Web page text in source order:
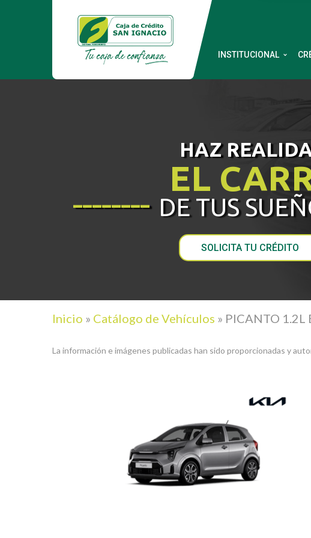
INSTITUCIONAL
EL
HAZ
SOLICITA TU CRÉDITO
DE TUS
________
Inicio » Catálogo de Vehículos » PICANTO 1.2L
La información e imágenes publicadas han sido proporcionadas y